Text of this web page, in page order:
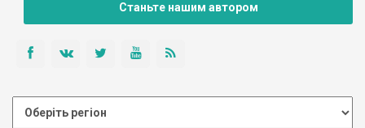
Станьте нашим автором